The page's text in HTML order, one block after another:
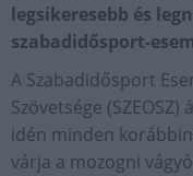
legsikeresebb és
szabadidősport-
A Szabadidősport
Szövetsége
idén minden
várja a mozogni